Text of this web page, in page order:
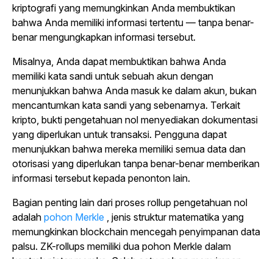
kriptografi yang memungkinkan Anda membuktikan
bahwa Anda memiliki informasi tertentu — tanpa benar-
benar mengungkapkan informasi tersebut.
Misalnya, Anda dapat membuktikan bahwa Anda
memiliki kata sandi untuk sebuah akun dengan
menunjukkan bahwa Anda masuk ke dalam akun, bukan
mencantumkan kata sandi yang sebenarnya. Terkait
kripto, bukti pengetahuan nol menyediakan dokumentasi
yang diperlukan untuk transaksi. Pengguna dapat
menunjukkan bahwa mereka memiliki semua data dan
otorisasi yang diperlukan tanpa benar-benar memberikan
informasi tersebut kepada penonton lain.
Bagian penting lain dari proses rollup pengetahuan nol
adalah pohon Merkle , jenis struktur matematika yang
memungkinkan blockchain mencegah penyimpanan data
palsu. ZK-rollups memiliki dua pohon Merkle dalam